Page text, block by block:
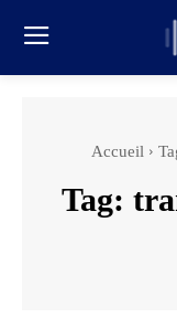
Accueil
Tag: